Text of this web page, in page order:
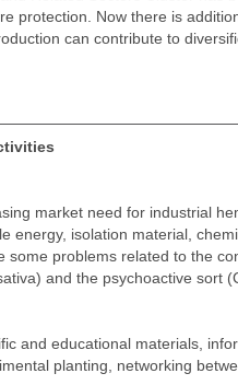
protection. Now there is
can contribute to
market need for industrial
energy, isolation material,
some problems related to the
and the psychoactive sort
and educational materials,
planting, networking